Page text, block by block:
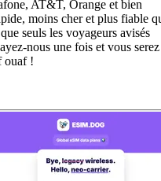
AT&T, Orange et bien
moins cher et plus fiable
seuls les voyageurs avisés
nous une fois et vous serez
ouaf !